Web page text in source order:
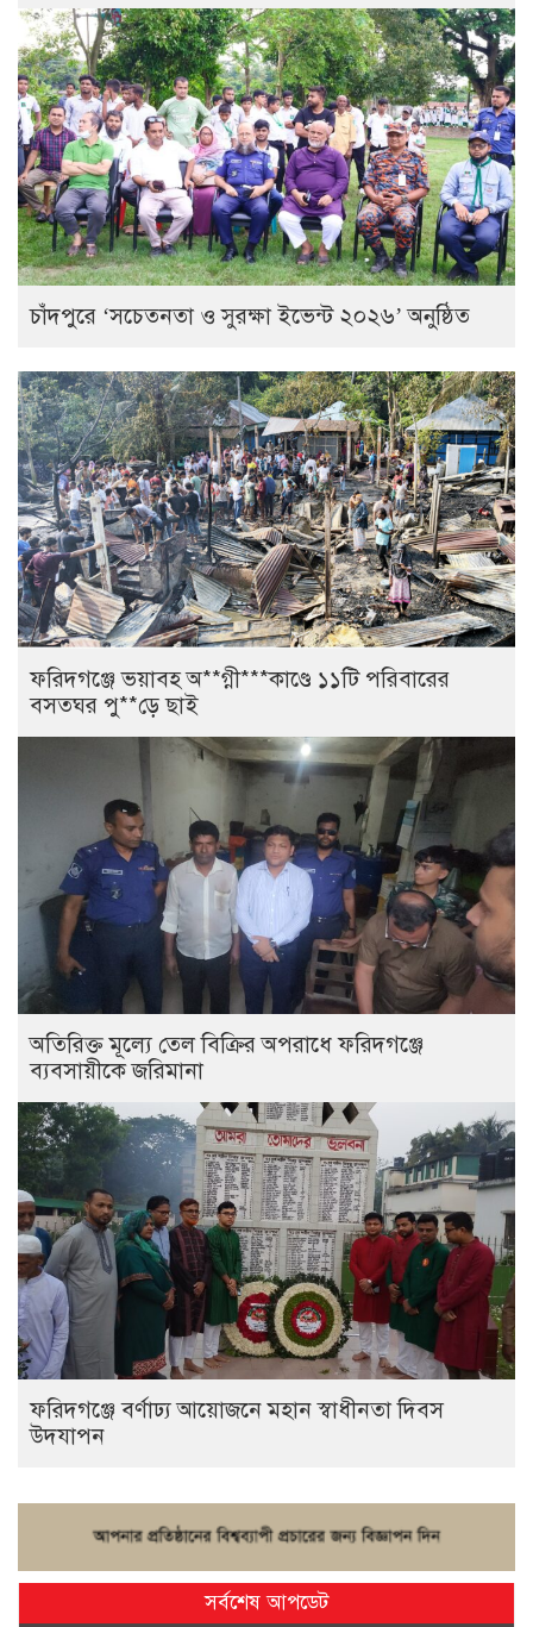
চাঁদপুরে ‘সচেতনতা ও সুরক্ষা ইভেন্ট ২০২৬’ অনুষ্ঠিত
ফরিদগঞ্জে ভয়াবহ অ**গ্নী***কাণ্ডে ১১টি পরিবারের
বসতঘর পু**ড়ে ছাই
অতিরিক্ত মূল্যে তেল বিক্রির অপরাধে ফরিদগঞ্জে
ব্যবসায়ীকে জরিমানা
ফরিদগঞ্জে বর্ণাঢ্য আয়োজনে মহান স্বাধীনতা দিবস
উদযাপন
সর্বশেষ আপডেট